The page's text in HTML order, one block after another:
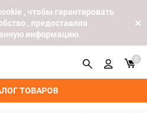
, чтобы гарантировать
, предоставляя
информацию.
ТОВАРОВ
0